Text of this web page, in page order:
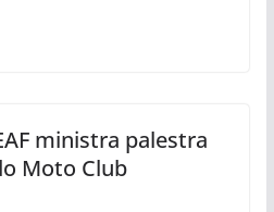
ministra palestra
Moto Club